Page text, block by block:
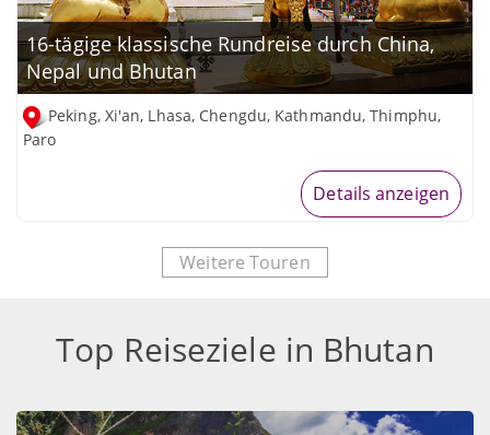
16-tägige klassische Rundreise durch China,
Nepal und Bhutan
Peking, Xi'an, Lhasa, Chengdu, Kathmandu, Thimphu,
Paro
Details anzeigen
Weitere Touren
Top Reiseziele in Bhutan